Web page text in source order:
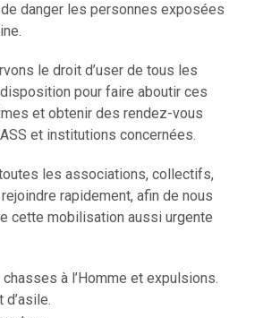
danger les personnes exposées
le droit d’user de tous les
pour faire aboutir ces
et obtenir des rendez-vous
et institutions concernées.
les associations, collectifs,
rapidement, afin de nous
cette mobilisation aussi urgente
à l’Homme et expulsions.
d’asile.